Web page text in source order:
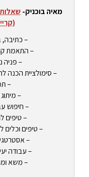
מאיה בוכניק-
– כתיבה,
– התאמת
– פניה
– סימולציית הכנה
–
–
– חיפוש
– טיפים
– טיפים
–
– עבודה
– משא